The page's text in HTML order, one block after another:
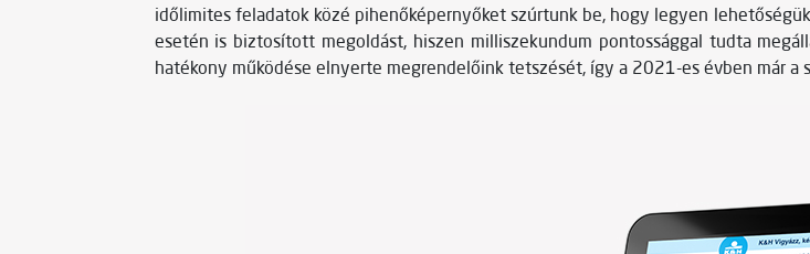
időlimites feladatok közé pihenőképernyőket szúrtunk be, hogy legyen
esetén is biztosított megoldást, hiszen milliszekundum pontossággal tudta
hatékony működése elnyerte megrendelőink tetszését, így a 2021-es évben már